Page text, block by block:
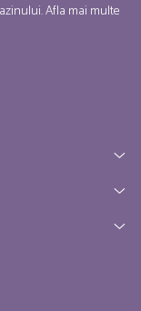
Afla mai multe